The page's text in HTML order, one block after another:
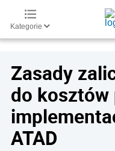
Kategorie
Zasady
do kosztów
ATAD